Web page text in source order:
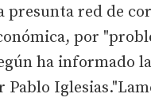
presunta red de
por
ha informado
Pablo